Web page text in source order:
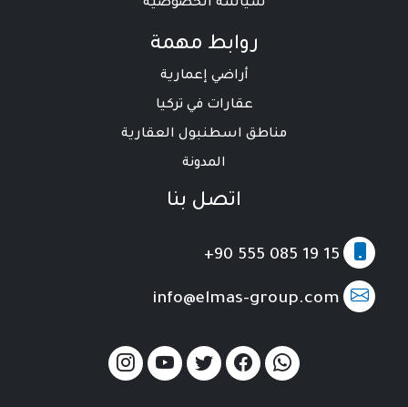
سياسة الخصوصية
روابط مهمة
أراضي إعمارية
عقارات في تركيا
مناطق اسطنبول العقارية
المدونة
اتصل بنا
+90 555 085 19 15
info@elmas-group.com